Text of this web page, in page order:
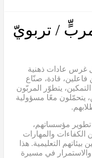
/ تربويّ
غرس عادات ذهنية
قادة، صنّاع
يتطوّر المربّون
يتحمّلون معًا مسؤولية
مؤسساتهم،
والمهارات
التعليمية. هذا
والاستمرار في مسيرة